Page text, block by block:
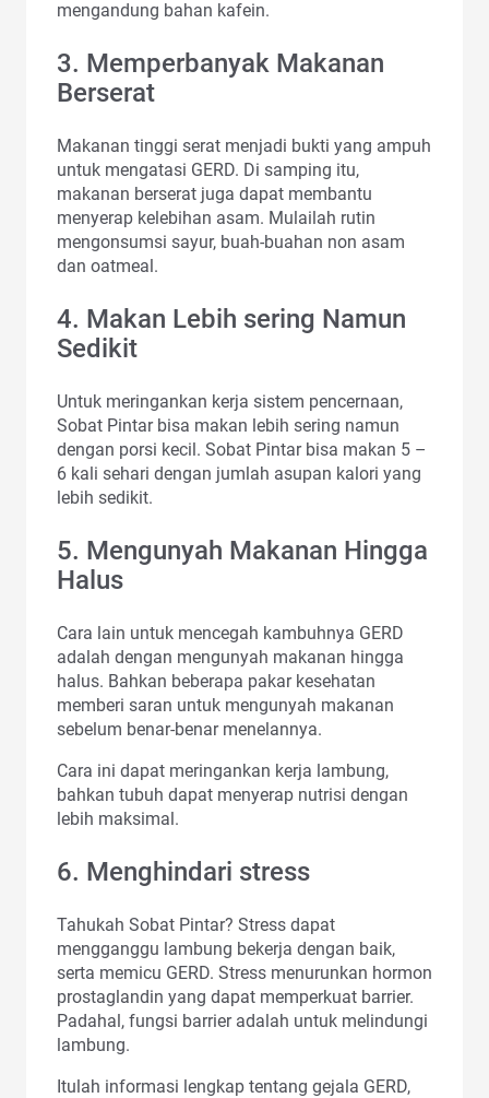
mengandung bahan kafein.
3. Memperbanyak Makanan
Berserat
Makanan tinggi serat menjadi bukti yang ampuh
untuk mengatasi GERD. Di samping itu,
makanan berserat juga dapat membantu
menyerap kelebihan asam. Mulailah rutin
mengonsumsi sayur, buah-buahan non asam
dan oatmeal.
4. Makan Lebih sering Namun
Sedikit
Untuk meringankan kerja sistem pencernaan,
Sobat Pintar bisa makan lebih sering namun
dengan porsi kecil. Sobat Pintar bisa makan 5 –
6 kali sehari dengan jumlah asupan kalori yang
lebih sedikit.
5. Mengunyah Makanan Hingga
Halus
Cara lain untuk mencegah kambuhnya GERD
adalah dengan mengunyah makanan hingga
halus. Bahkan beberapa pakar kesehatan
memberi saran untuk mengunyah makanan
sebelum benar-benar menelannya.
Cara ini dapat meringankan kerja lambung,
bahkan tubuh dapat menyerap nutrisi dengan
lebih maksimal.
6. Menghindari stress
Tahukah Sobat Pintar? Stress dapat
mengganggu lambung bekerja dengan baik,
serta memicu GERD. Stress menurunkan hormon
prostaglandin yang dapat memperkuat barrier.
Padahal, fungsi barrier adalah untuk melindungi
lambung.
Itulah informasi lengkap tentang gejala GERD,